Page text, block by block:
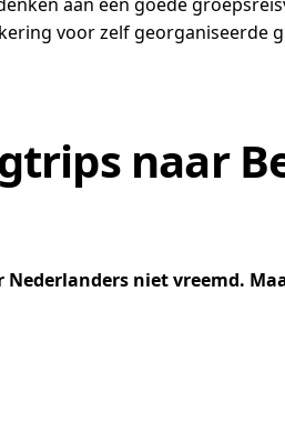
voor zelf georganiseerde
naar
niet vreemd.